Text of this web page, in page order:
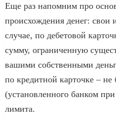
Еще раз напомним про
происхождения денег:
случае, по дебетовой
сумму, ограниченную
вашими собственными
по кредитной карточке –
(установленного банком
лимита.